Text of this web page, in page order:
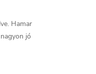
Hamar
jó